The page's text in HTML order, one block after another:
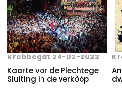
Krabbegat 24-02-2022
Kaarte vor de Plechtege
Sluiting in de verkòòp